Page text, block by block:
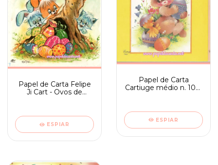
Papel de Carta Felipe
Ji Cart - Ovos de
ESPIAR
Papel de Carta
Cartiuge médio n. 1061
ESPIAR